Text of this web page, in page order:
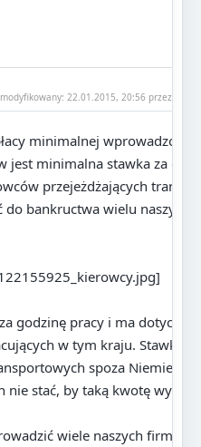
22.01.2015, 20:56 przez
minimalnej
jest minimalna stawka za
przejeżdżających
bankructwa wielu naszych
godzinę pracy i ma
w tym kraju. Stawka
spoza Niemiec.
stać, by taką kwotę
wiele naszych firm do